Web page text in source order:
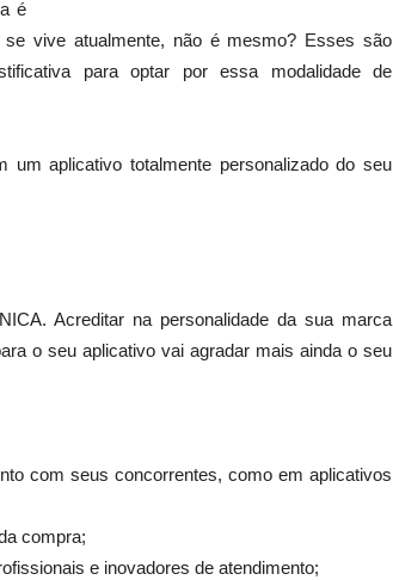
é
vive atualmente, não é mesmo? Esses são
para optar por essa modalidade de
aplicativo totalmente personalizado do seu
Acreditar na personalidade da sua marca
o seu aplicativo vai agradar mais ainda o seu
com seus concorrentes, como em aplicativos
compra;
e inovadores de atendimento;